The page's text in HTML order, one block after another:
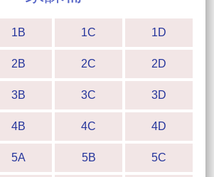
1B 1C 1D
2B 2C 2D
3B 3C 3D
4B 4C 4D
5A 5B 5C